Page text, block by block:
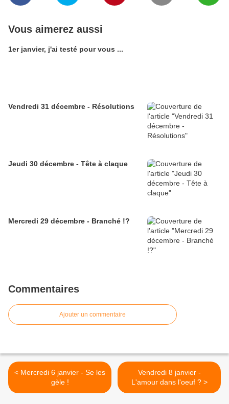
Vous aimerez aussi
1er janvier, j'ai testé pour vous ...
Vendredi 31 décembre - Résolutions
Jeudi 30 décembre - Tête à claque
Mercredi 29 décembre - Branché !?
Commentaires
Ajouter un commentaire
< Mercredi 6 janvier - Se les
gèle !
Vendredi 8 janvier -
L'amour dans l'oeuf ? >